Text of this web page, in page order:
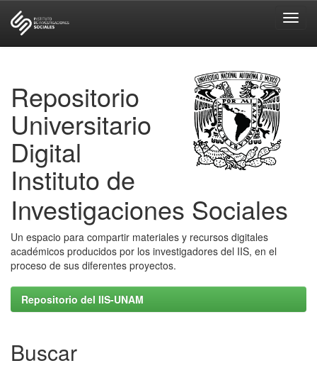
Repositorio
Universitario
Digital
Instituto de
Investigaciones Sociales
Un espacio para compartir materiales y recursos digitales
académicos producidos por los investigadores del IIS, en el
proceso de sus diferentes proyectos.
Repositorio del IIS-UNAM
Buscar